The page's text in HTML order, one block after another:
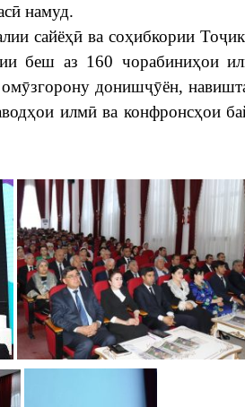
намуд.
сайёҳӣ ва соҳибкории
беш аз 160 чорабиниҳои
донишҷӯён,
илмӣ ва конфронсҳои